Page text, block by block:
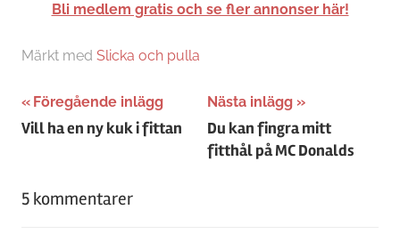
Bli medlem gratis och se fler annonser här!
Märkt med Slicka och pulla
Inläggsnavigering
Föregående inlägg
Vill ha en ny kuk i fittan
Nästa inlägg
Du kan fingra mitt
fitthål på MC Donalds
5 kommentarer